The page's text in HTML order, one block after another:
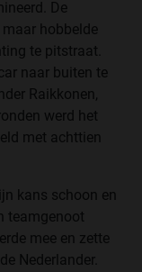
De
hobbelde
te pitstraat.
naar buiten te
Raikkonen,
werd het
met achttien
kans schoon en
teamgenoot
mee en zette
Nederlander.